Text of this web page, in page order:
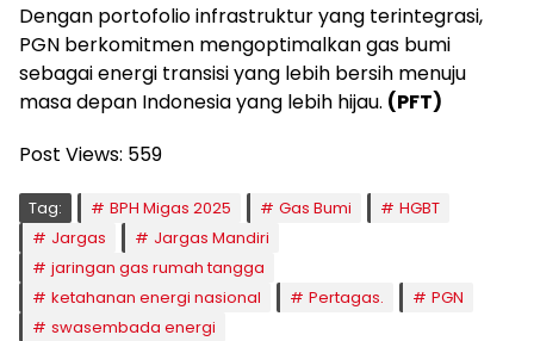
Dengan portofolio infrastruktur yang terintegrasi,
PGN berkomitmen mengoptimalkan gas bumi
sebagai energi transisi yang lebih bersih menuju
masa depan Indonesia yang lebih hijau. (PFT)
Post Views: 559
Tag: BPH Migas 2025 Gas Bumi
HGBT
Jargas
Jargas Mandiri
jaringan gas rumah tangga
ketahanan energi nasional
Pertagas.
PGN
swasembada energi